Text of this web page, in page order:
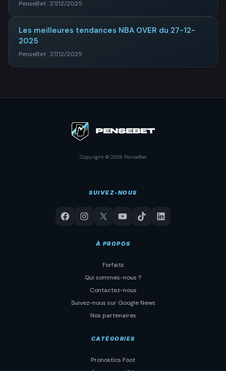
PenseBet · 27/12/2025
Les meilleures tendances NBA OVER du 27-12-
2025
PenseBet · 27/12/2025
Copyright © 2026 PenseBet
SUIVEZ-NOUS
À PROPOS
Forfaits
Qui sommes-nous ?
Contactez-nous
Suivez-nous sur Google News
Nos partenaires
CATÉGORIES
Pronostics Foot